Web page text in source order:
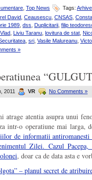
Top News Tags:
David, Ceausescu, CNSAS,
1989, dss, Duplicitarii, filip
, Liviu Taranu, lovitura de stat,
, sri, Vasile Malureanu,
»
2011 VR No Comments »
atrage atentia asupra unui
intr-o operatiune mai larga,
de informatii antiromanesti
Zilei. Cazul Pacepa,
, doar ca de data asta e
– planul secret de